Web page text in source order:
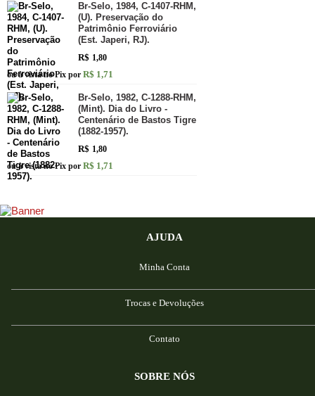
Br-Selo, 1984, C-1407-RHM,
(U). Preservação do
Patrimônio Ferroviário
(Est. Japeri, RJ).
R$ 1,80
ou à vista no Pix por R$ 1,71
Br-Selo, 1982, C-1288-RHM,
(Mint). Dia do Livro -
Centenário de Bastos Tigre
(1882-1957).
R$ 1,80
ou à vista no Pix por R$ 1,71
AJUDA
Minha Conta
Trocas e Devoluções
Contato
SOBRE NÓS